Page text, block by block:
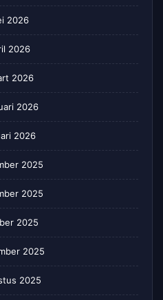
2026
2026
2026
2026
2026
2025
2025
2025
2025
2025